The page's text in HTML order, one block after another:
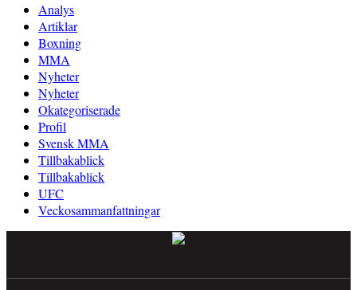
Analys
Artiklar
Boxning
MMA
Nyheter
Nyheter
Okategoriserade
Profil
Svensk MMA
Tillbakablick
Tillbakablick
UFC
Veckosammanfattningar